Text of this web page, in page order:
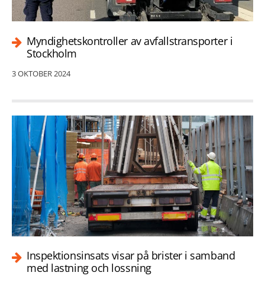
Myndighetskontroller av avfallstransporter i
Stockholm
3 OKTOBER 2024
Inspektionsinsats visar på brister i samband
med lastning och lossning